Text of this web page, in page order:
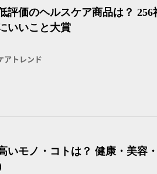
評価のヘルスケア商品は？ 256
いいこと大賞
アトレンド
いモノ・コトは？ 健康・美容